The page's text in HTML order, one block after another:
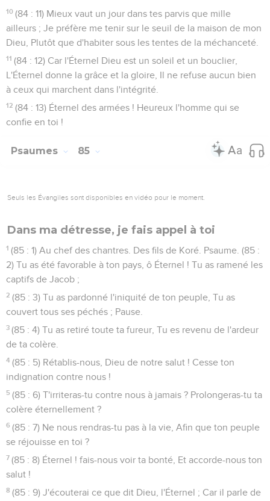
10 (84 : 11) Mieux vaut un jour dans tes parvis que mille
ailleurs ; Je préfère me tenir sur le seuil de la maison de mon
Dieu, Plutôt que d'habiter sous les tentes de la méchanceté.
11 (84 : 12) Car l'Éternel Dieu est un soleil et un bouclier,
L'Éternel donne la grâce et la gloire, Il ne refuse aucun bien
à ceux qui marchent dans l'intégrité.
12 (84 : 13) Éternel des armées ! Heureux l'homme qui se
confie en toi !
Psaumes 85
Seuls les Évangiles sont disponibles en vidéo pour le moment.
Dans ma détresse, je fais appel à toi
1 (85 : 1) Au chef des chantres. Des fils de Koré. Psaume. (85 :
2) Tu as été favorable à ton pays, ô Éternel ! Tu as ramené les
captifs de Jacob ;
2 (85 : 3) Tu as pardonné l'iniquité de ton peuple, Tu as
couvert tous ses péchés ; Pause.
3 (85 : 4) Tu as retiré toute ta fureur, Tu es revenu de l'ardeur
de ta colère.
4 (85 : 5) Rétablis-nous, Dieu de notre salut ! Cesse ton
indignation contre nous !
5 (85 : 6) T'irriteras-tu contre nous à jamais ? Prolongeras-tu ta
colère éternellement ?
6 (85 : 7) Ne nous rendras-tu pas à la vie, Afin que ton peuple
se réjouisse en toi ?
7 (85 : 8) Éternel ! fais-nous voir ta bonté, Et accorde-nous ton
salut !
8 (85 : 9) J'écouterai ce que dit Dieu, l'Éternel ; Car il parle de